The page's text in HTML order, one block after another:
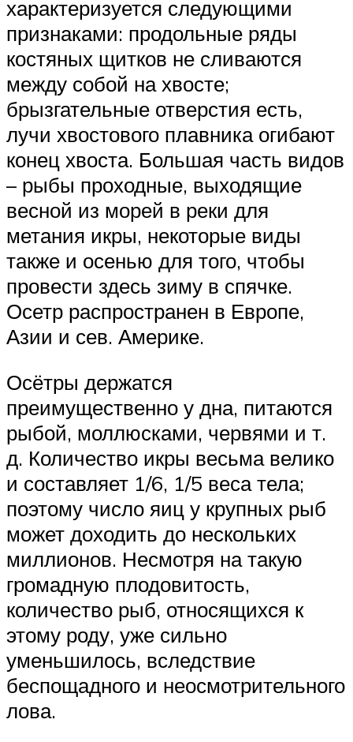
характеризуется следующими
признаками: продольные ряды
костяных щитков не сливаются
между собой на хвосте;
брызгательные отверстия есть,
лучи хвостового плавника огибают
конец хвоста. Большая часть видов
– рыбы проходные, выходящие
весной из морей в реки для
метания икры, некоторые виды
также и осенью для того, чтобы
провести здесь зиму в спячке.
Осетр распространен в Европе,
Азии и сев. Америке.
Осётры держатся
преимущественно у дна, питаются
рыбой, моллюсками, червями и т.
д. Количество икры весьма велико
и составляет 1/6, 1/5 веса тела;
поэтому число яиц у крупных рыб
может доходить до нескольких
миллионов. Несмотря на такую
громадную плодовитость,
количество рыб, относящихся к
этому роду, уже сильно
уменьшилось, вследствие
беспощадного и неосмотрительного
лова.